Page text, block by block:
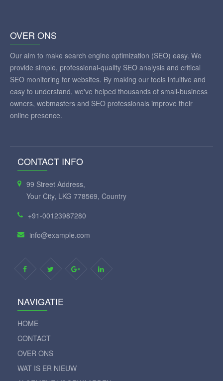
OVER ONS
Our aim to make search engine optimization (SEO) easy. We
provide simple, professional-quality SEO analysis and critical
SEO monitoring for websites. By making our tools intuitive and
easy to understand, we've helped thousands of small-business
owners, webmasters and SEO professionals improve their
online presence.
CONTACT INFO
99 Street Address,
Your City, LKG 778569, Country
+91-00123987280
info@example.com
NAVIGATIE
HOME
CONTACT
OVER ONS
WAT IS ER NIEUW